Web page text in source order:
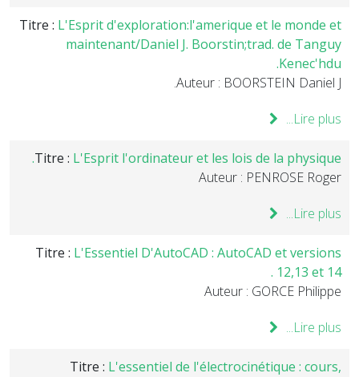
Titre : L'Esprit d'exploration:l'amerique et le monde et
maintenant/Daniel J. Boorstin;trad. de Tanguy
Kenec'hdu.
Auteur : BOORSTEIN Daniel J.
Lire plus...
Titre : L'Esprit l'ordinateur et les lois de la physique.
Auteur : PENROSE Roger
Lire plus...
Titre : L'Essentiel D'AutoCAD : AutoCAD et versions
12,13 et 14 .
Auteur : GORCE Philippe
Lire plus...
Titre : L'essentiel de l'électrocinétique : cours,